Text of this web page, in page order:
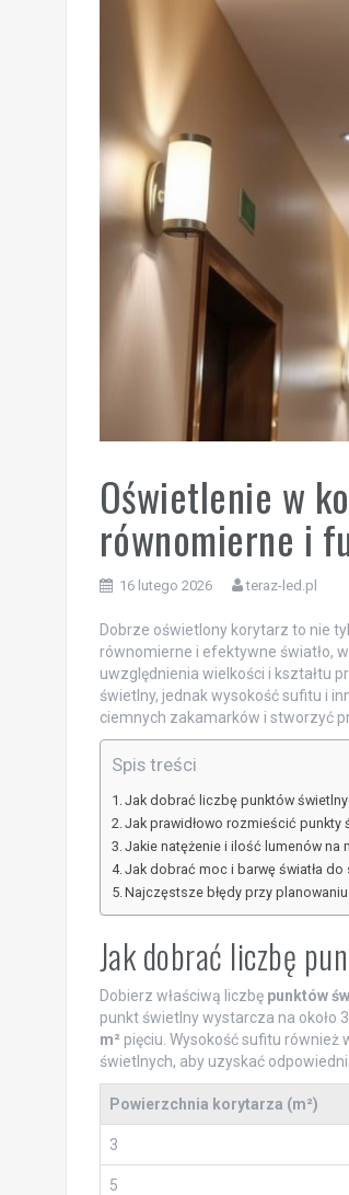
Oświetlenie w
równomierne i
16 lutego 2026 teraz-led.pl
Dobrze oświetlony korytarz to nie
równomierne i efektywne światło,
uwzględnienia wielkości i kształtu
świetlny, jednak wysokość sufitu i
ciemnych zakamarków i stworzyć
Spis treści
Jak dobrać liczbę punktów
Jak prawidłowo rozmieścić punkty
Jakie natężenie i ilość lumenów na
Jak dobrać moc i barwę światła do
Najczęstsze błędy przy
Jak dobrać liczbę
Dobierz właściwą liczbę punktów
punkt świetlny wystarcza na około
m² pięciu. Wysokość sufitu
świetlnych, aby uzyskać
Powierzchnia korytarza (m²)
3
5